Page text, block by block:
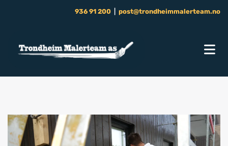
936 91 200 post@trondheimmalerteam.no